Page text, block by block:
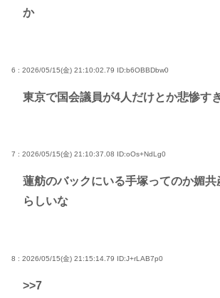
か
6 : 2026/05/15(金) 21:10:02.79 ID:b6OBBDbw0
東京で国会議員が4人だけとか悲惨す
7 : 2026/05/15(金) 21:10:37.08 ID:oOs+NdLg0
蓮舫のバックにいる手塚ってのか媚
らしいな
8 : 2026/05/15(金) 21:15:14.79 ID:J+rLAB7p0
>>7